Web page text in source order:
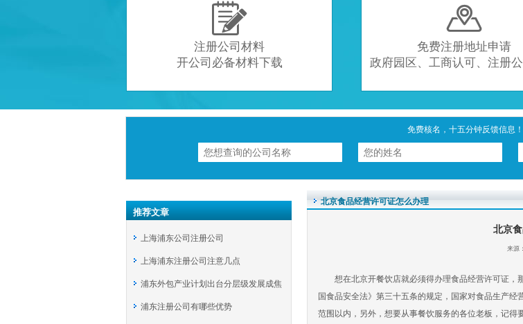

注册公司材料
开公司必备材料下载

免费注册地址申请
政府园区、工商认可、注册
免费核名，十五分钟反馈信息！
推荐文章
上海浦东公司注册公司
上海浦东注册公司注意几点
浦东外包产业计划出台分层级发展成焦
点
浦东注册公司有哪些优势
北京食品经营许可证怎么办理
北京
来源
想在北京开餐饮店就必须得办理食品经营许可证，
国食品安全法》第三十五条的规定，国家对食品生产
范围以内，另外，想要从事餐饮服务的各位老板，记